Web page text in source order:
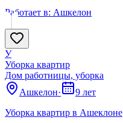
Работает в: Ашкелон
У
Уборка квартир
Дом работницы, уборка
Ашкелон·
9 лет
Уборка квартир в Ашеклоне